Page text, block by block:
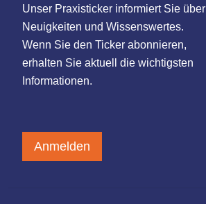
Unser Praxisticker informiert Sie über
Neuigkeiten und Wissenswertes.
Wenn Sie den Ticker abonnieren,
erhalten Sie aktuell die wichtigsten
Informationen.
Anmelden